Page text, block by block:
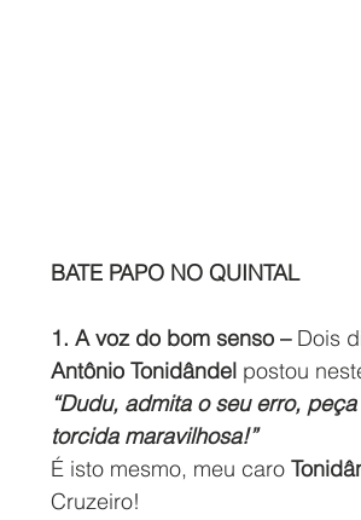
BATE PAPO NO QUINTAL
1. A voz do bom senso – Dois
Antônio Tonidândel postou
“Dudu, admita o seu erro,
torcida maravilhosa!”
É isto mesmo, meu caro
Cruzeiro!